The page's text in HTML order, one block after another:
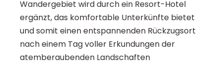
Wandergebiet wird durch ein Resort-Hotel
ergänzt, das komfortable Unterkünfte bietet
und somit einen entspannenden Rückzugsort
nach einem Tag voller Erkundungen der
atemberaubenden Landschaften